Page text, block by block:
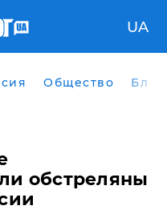
UA
Общество
обстреляны